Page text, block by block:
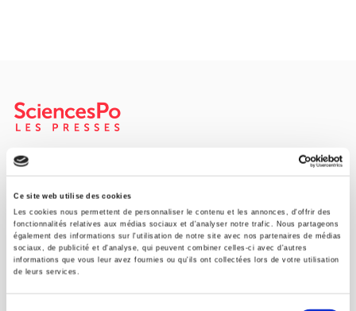
Ce site web utilise des cookies
Les cookies nous permettent de personnaliser le contenu et les annonces, d'offrir des
fonctionnalités relatives aux médias sociaux et d'analyser notre trafic. Nous partageons
également des informations sur l'utilisation de notre site avec nos partenaires de médias
sociaux, de publicité et d'analyse, qui peuvent combiner celles-ci avec d'autres
informations que vous leur avez fournies ou qu'ils ont collectées lors de votre utilisation
de leurs services.
Maison d'édition dédiée aux sciences humaines et sociales, les
Presses de Sciences Po participent depuis leur création en 1976
à la transmission des savoirs et des idées
CONTACTS
FOREIGN RIGHTS
POUR LES LIBRAIRES